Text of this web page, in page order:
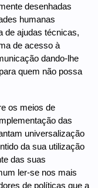
desenhadas
humanas
de ajudas técnicas,
de acesso à
dando-lhe
quem não possa
os meios de
das
universalização
da sua utilização
das suas
ler-se nos mais
de políticas que a